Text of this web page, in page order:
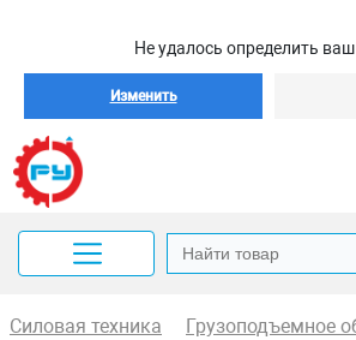
Не удалось определить
Изменить
Силовая техника
Грузоподъемное